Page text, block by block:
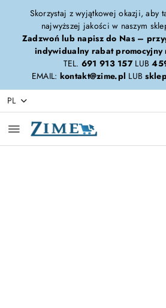
Przejdź do treści głównej
Przejdź do wyszukiwarki
Przejdź do moje konto
Przejdź do menu głównego
Przejdź do opisu produktu
Przejdź do stopki
Skorzystaj z wyjątkowej okazji, aby
najwyższej jakości w naszym
Zadzwoń lub napisz do Nas –
indywidualny rabat promocyjny
TEL. 691 913 157LUB
EMAIL: kontakt@zime.pl LUB
PL